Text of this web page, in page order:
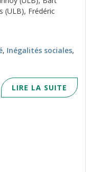
(ULB), Frédéric
, Inégalités sociales,
LIRE LA SUITE